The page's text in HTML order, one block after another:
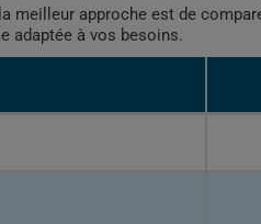
meilleur approche est de
adaptée à vos besoins.